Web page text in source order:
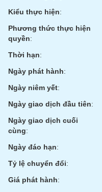
Kiểu thực hiện:
Phương thức thực hiện
quyền:
Thời hạn:
Ngày phát hành:
Ngày niêm yết:
Ngày giao dịch đầu tiên:
Ngày giao dịch cuối
cùng:
Ngày đáo hạn:
Tỷ lệ chuyển đổi:
Giá phát hành: